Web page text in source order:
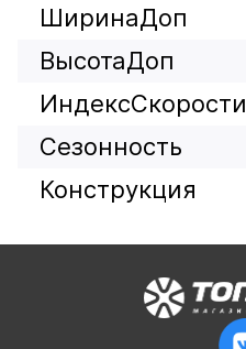
ШиринаДоп
ВысотаДоп
ИндексСкорости
Сезонность
Конструкция